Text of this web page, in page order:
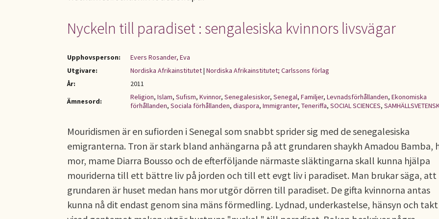
Nyckeln till paradiset : sengalesiska kvinnors livsvägar
Upphovsperson:
Evers Rosander, Eva
Utgivare:
Nordiska Afrikainstitutet| Nordiska Afrikainstitutet; Carlssons förlag
År:
2011
Ämnesord:
Religion, Islam, Sufism, Kvinnor, Senegalesiskor, Senegal, Familjer, Levnadsförhållanden, Ekonomiska
förhållanden, Sociala förhållanden, diaspora, Immigranter, Teneriffa, SOCIAL SCIENCES,
Mouridismen är en sufiorden i Senegal som snabbt sprider sig med de senegalesiska
emigranterna. Tron är stark bland anhängarna på att grundaren shaykh Amadou Bamba,
mor, mame Diarra Bousso och de efterföljande närmaste släktingarna skall kunna hjälpa
mouriderna till ett bättre liv på jorden och till ett evgt liv i paradiset. Man brukar säga, att
grundaren är huset medan hans mor utgör dörren till paradiset. De gifta kvinnorna antas
kunna nå dit endast genom sina mäns förmedling. Lydnad, underkastelse, hänsyn och takt